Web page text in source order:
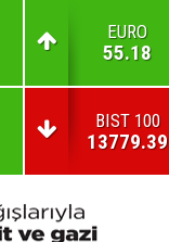
EURO
55.18
BIST 100
13779.39